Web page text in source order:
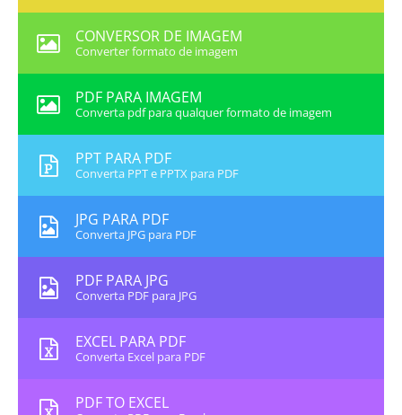
CONVERSOR DE IMAGEM
Converter formato de imagem
PDF PARA IMAGEM
Converta pdf para qualquer formato de imagem
PPT PARA PDF
Converta PPT e PPTX para PDF
JPG PARA PDF
Converta JPG para PDF
PDF PARA JPG
Converta PDF para JPG
EXCEL PARA PDF
Converta Excel para PDF
PDF TO EXCEL